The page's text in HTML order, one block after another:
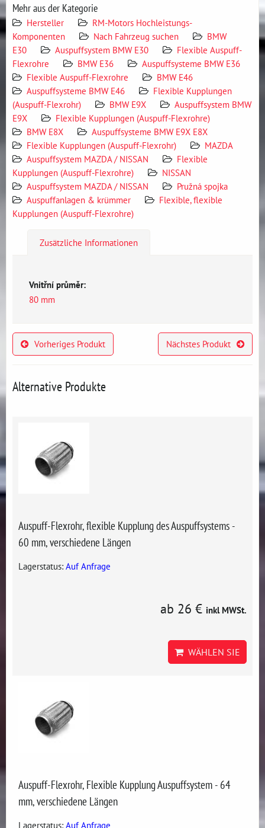
Mehr aus der Kategorie
Hersteller
RM-Motors Hochleistungs-
Komponenten
Nach Fahrzeug suchen
BMW
E30
Auspuffsystem BMW E30
Flexible Auspuff-
Flexrohre
BMW E36
Auspuffsysteme BMW E36
Flexible Auspuff-Flexrohre
BMW E46
Auspuffsysteme BMW E46
Flexible Kupplungen
(Auspuff-Flexrohr)
BMW E9X
Auspuffsystem BMW
E9X
Flexible Kupplungen (Auspuff-Flexrohre)
BMW E8X
Auspuffsysteme BMW E9X E8X
Flexible Kupplungen (Auspuff-Flexrohr)
MAZDA
Auspuffsystem MAZDA / NISSAN
Flexible
Kupplungen (Auspuff-Flexrohre)
NISSAN
Auspuffsystem MAZDA / NISSAN
Pružná spojka
Auspuffanlagen & krümmer
Flexible, flexible
Kupplungen (Auspuff-Flexrohre)
Zusätzliche Informationen
Vnitřní průměr:
80 mm
Vorheriges Produkt Nächstes Produkt
Alternative Produkte
Auspuff-Flexrohr, flexible Kupplung des Auspuffsystems -
60 mm, verschiedene Längen
Lagerstatus: Auf Anfrage
ab 26 € inkl MWSt.
WÄHLEN SIE
Auspuff-Flexrohr, Flexible Kupplung Auspuffsystem - 64
mm, verschiedene Längen
Lagerstatus: Auf Anfrage